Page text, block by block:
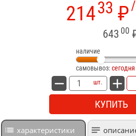
21433 ₽
643 00
наличие
самовывоз:сегодня
шт.
КУПИТЬ
характеристики